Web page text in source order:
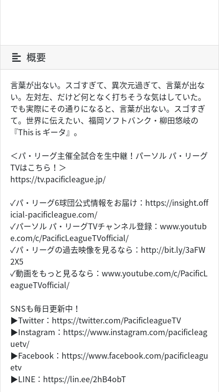
概要
言葉が出ない。スゴすぎて、異次元過ぎて、言葉が出な
い。左対左、だけど何となく打ちそうな気はしていた。
でも実際にその通りになると、言葉が出ない。スゴすぎ
て。世界に伝えたい、福岡ソフトバンク・柳田悠岐の
『This is ギータ』。
＜パ・リーグ主催全試合を生中継！パーソル パ・リーグ
TVはこちら！＞
https://tv.pacificleague.jp/
✓パ・リーグ6球団公式情報をお届け：https://insight.off
icial-pacificleague.com/
✓パーソル パ・リーグTVチャンネル登録：www.youtub
e.com/c/PacificLeagueTVofficial/
✓パ・リーグの過去映像を見るなら：http://bit.ly/3aFW
2X5
✓動画をもっと見るなら：www.youtube.com/c/PacificL
eagueTVofficial/
SNSも毎日更新中！
▶Twitter：https://twitter.com/PacificleagueTV
▶Instagram：https://www.instagram.com/pacificleag
uetv/
▶Facebook：https://www.facebook.com/pacificleagu
etv
▶LINE：https://lin.ee/2hB4obT